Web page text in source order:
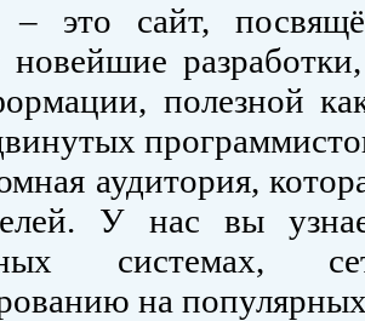
– это сайт,
новейшие
полезной
аудитория,
У нас вы
системах,
на